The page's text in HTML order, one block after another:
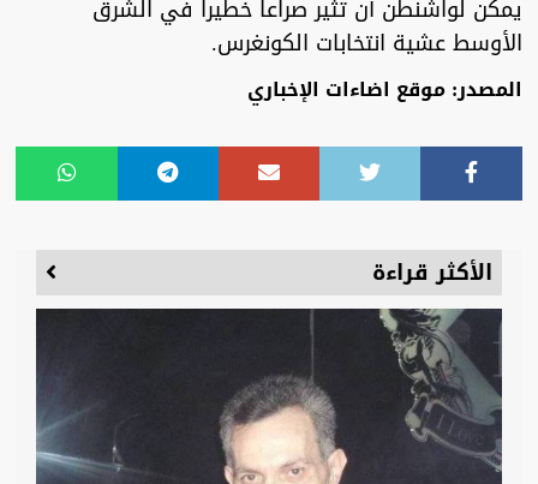
يمكن لواشنطن أن تثير صراعا خطيرا في الشرق
الأوسط عشية انتخابات الكونغرس.
المصدر: موقع اضاءات الإخباري
الأكثر قراءة